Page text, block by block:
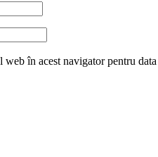
în acest navigator pentru